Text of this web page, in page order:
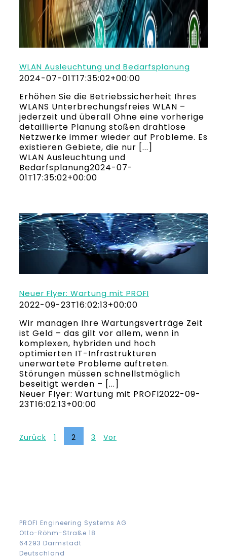
WLAN Ausleuchtung und Bedarfsplanung
2024-07-01T17:35:02+00:00
Erhöhen Sie die Betriebssicherheit Ihres
WLANS Unterbrechungsfreies WLAN –
jederzeit und überall Ohne eine vorherige
detaillierte Planung stoßen drahtlose
Netzwerke immer wieder auf Probleme. Es
existieren Gebiete, die nur [...]
WLAN Ausleuchtung und
Bedarfsplanung2024-07-
01T17:35:02+00:00
Neuer Flyer: Wartung mit PROFI
2022-09-23T16:02:13+00:00
Wir managen Ihre Wartungsverträge Zeit
ist Geld – das gilt vor allem, wenn in
komplexen, hybriden und hoch
optimierten IT-Infrastrukturen
unerwartete Probleme auftreten.
Störungen müssen schnellstmöglich
beseitigt werden – [...]
Neuer Flyer: Wartung mit PROFI2022-09-
23T16:02:13+00:00
Zurück 1 2 3 Vor
PROFI Engineering Systems AG
Otto-Röhm-Straße 18
64293 Darmstadt
Deutschland